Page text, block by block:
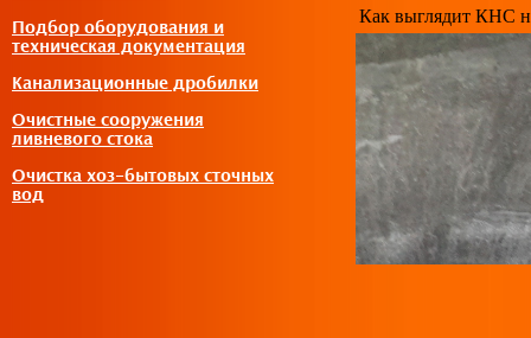
Подбор оборудования и
техническая документация
Канализационные дробилки
Очистные сооружения
ливневого стока
Очистка хоз-бытовых сточных
вод
Как выглядит КНС